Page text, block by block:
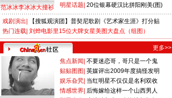
范冰冰李冰冰大撞衫
明星话题 20位银幕硬汉比拼阳刚美(图)
戏剧演出
【搜狐观演团】普契尼歌剧《艺术家生涯》打分贴
热门连载 刘烨电影里15位大牌女星美图大盘点（组图）
更多>>
焦点新闻 不要迷恋哥，哥只是一个鬼
贴贴图图 英媒评出2009年度搞怪发明
娱乐旮旯 当红明星不仅仅是名利双收
情感世界 后悔嫁给这样一个山西男人